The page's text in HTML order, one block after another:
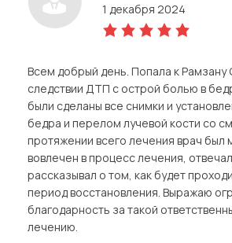
1 декабря 2024
Всем добрый день. Попала к Рамзану
следствии ДТП с острой болью в
были сделаны все снимки и
бедра и перелом лучевой кости со
протяжении всего лечения врач был
вовлечен в процесс лечения,
рассказывал о том, как будет
период восстановления. Выражаю
благодарность за такой
лечению.
5,0